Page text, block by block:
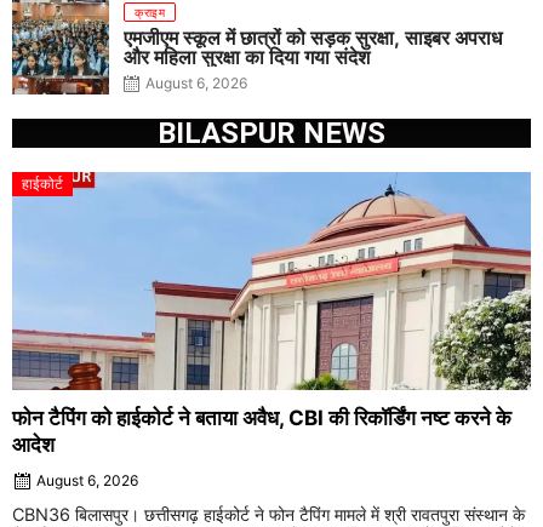
क्राइम
एमजीएम स्कूल में छात्रों को सड़क सुरक्षा, साइबर अपराध
और महिला सुरक्षा का दिया गया संदेश
August 6, 2026
BILASPUR NEWS
हाईकोर्ट
फोन टैपिंग को हाईकोर्ट ने बताया अवैध, CBI की रिकॉर्डिंग नष्ट करने के
आदेश
August 6, 2026
CBN36 बिलासपुर। छत्तीसगढ़ हाईकोर्ट ने फोन टैपिंग मामले में श्री रावतपुरा संस्थान के